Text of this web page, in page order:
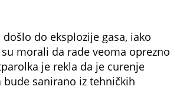
do eksplozije gasa, iako
morali da rade veoma oprezno
je rekla da je curenje
sanirano iz tehničkih